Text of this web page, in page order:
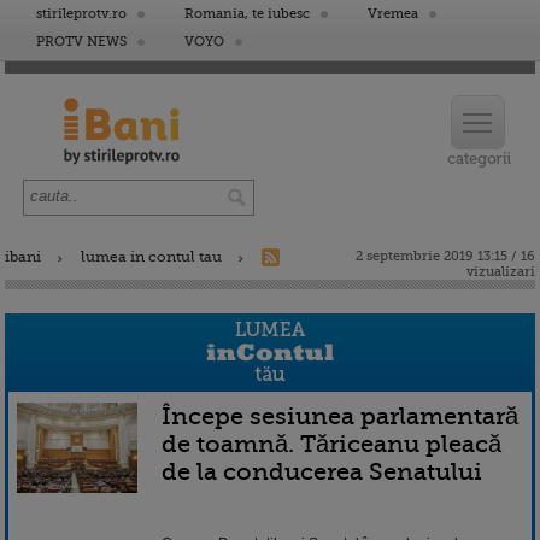
stirileprotv.ro Romania, te iubesc
Vremea
PROTV NEWS
VOYO
ibani lumea in contul tau
2 septembrie 2019 13:15 / 16
vizualizari
Începe sesiunea parlamentară
de toamnă. Tăriceanu pleacă
de la conducerea Senatului